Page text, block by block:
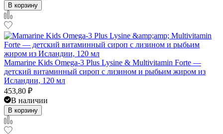
В корзину
Mamarine Kids Omega-3 Plus Lysine & Multivitamin Forte —
детский витаминный сироп с лизином и рыбьим жиром из
Исландии, 120 мл
453,80 ₽
В наличии
В корзину